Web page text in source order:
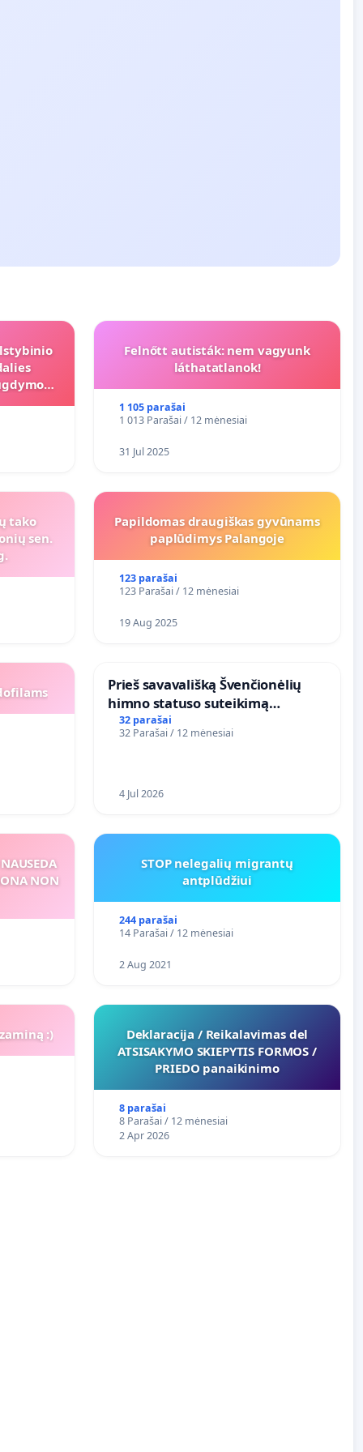
Felnőtt autisták: nem vagyunk
láthatatlanok!
1 105 parašai
1 013 Parašai / 12 mėnesiai
31 Jul 2025
tako
sen.
Papildomas draugiškas gyvūnams
paplūdimys Palangoje
123 parašai
123 Parašai / 12 mėnesiai
19 Aug 2025
​Prieš savavališką Švenčionėlių
himno statuso suteikimą
atlikėjos Živilės dainai
32 parašai
32 Parašai / 12 mėnesiai
4 Jul 2026
NON
STOP nelegalių migrantų
antplūdžiui
244 parašai
14 Parašai / 12 mėnesiai
2 Aug 2021
:)
Deklaracija / Reikalavimas del
ATSISAKYMO SKIEPYTIS FORMOS /
PRIEDO panaikinimo
8 parašai
8 Parašai / 12 mėnesiai
2 Apr 2026